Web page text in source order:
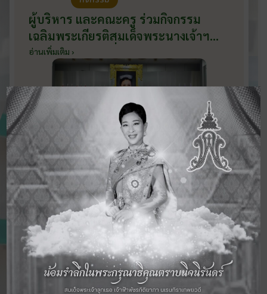
ผู้บริหาร และคณะครู ร่วมกิจกรรม
เฉลิมพระเกียรติสมเด็จพระนางเจ้าฯ
พระบรมราชินี เนื่องในโอกาสวันเฉลิม
พระชนมพรรษา กับหน่วยงานอำเภอ
เมืองบ้านโป่ง ณ ศาลาประชาคมริมน้ำ
วันที่ 3 มิถุนายน 2569
อ่านเพิ่มเติม ›
ดูข่าวสารทั้งหมด
จดหมายข่าว
ประชาสัมพันธ์